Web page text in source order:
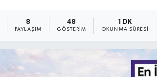
8
PAYLAŞIM
48
GÖSTERIM
1 DK
OKUNMA SÜRESI